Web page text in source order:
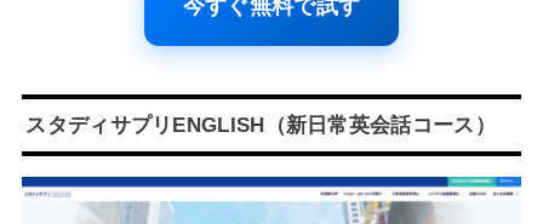
今すぐ無料で試す
スタディサプリENGLISH（新日常英会話コース）